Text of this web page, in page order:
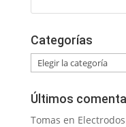
Categorías
Categorías
Últimos
Tomas en